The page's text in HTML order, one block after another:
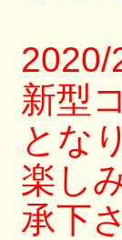
2020/
新型
とな
楽し
承下